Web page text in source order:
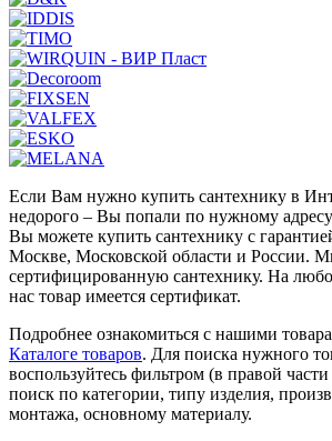
Если Вам нужно купить сантехнику в
недорого – Вы попали по нужному
Вы можете купить сантехнику с
Москве, Московской области и России.
сертифицированную сантехнику. На
нас товар имеется сертификат.
Подробнее ознакомиться с нашими
Каталоге товаров. Для поиска нужного
воспользуйтесь фильтром (в правой
поиск по категории, типу изделия,
монтажа, основному материалу.